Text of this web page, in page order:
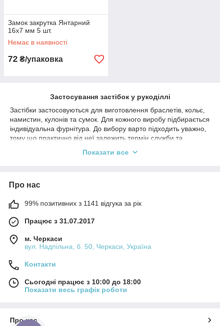
Замок закрутка Янтарний
16х7 мм 5 шт.
Немає в наявності
72 ₴/упаковка
Застосування застібок у рукоділлі
Застібки застосовуються для виготовлення браслетів, кольє,
намистин, кулонів та сумок. Для кожного виробу підбирається
індивідуальна фурнітура. До вибору варто підходить уважно,
тому що практично від неї залежить термін служби та
При виборі застібки дивляться такі показники вироби: розмір,
Показати все
Про нас
99% позитивних з 1141 відгука за рік
Працює з 31.07.2017
м. Черкаси
вул. Надпільна, б. 50, Черкаси, Україна
Контакти
Сьогодні працює з 10:00 до 18:00
Показати весь графік роботи
Про нас